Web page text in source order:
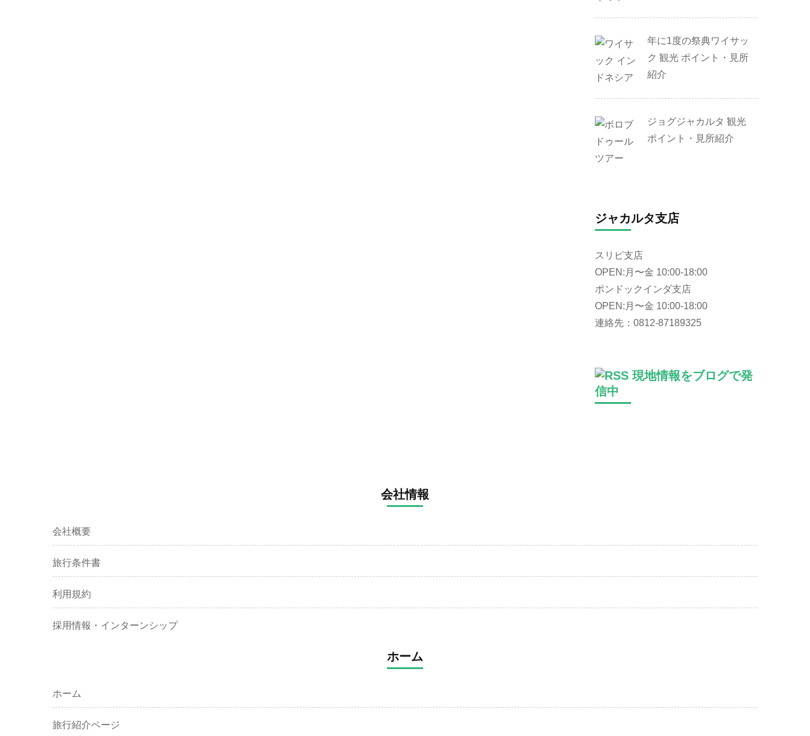
年に1度の祭典ワイサッ
ク 観光 ポイント・見所
紹介
ジョグジャカルタ 観光
ポイント・見所紹介
ジャカルタ支店
スリピ支店
OPEN:月〜金 10:00-18:00
ポンドックインダ支店
OPEN:月〜金 10:00-18:00
連絡先：0812-87189325
現地情報をブログで発
信中
会社情報
会社概要
旅行条件書
利用規約
採用情報・インターンシップ
ホーム
ホーム
旅行紹介ページ